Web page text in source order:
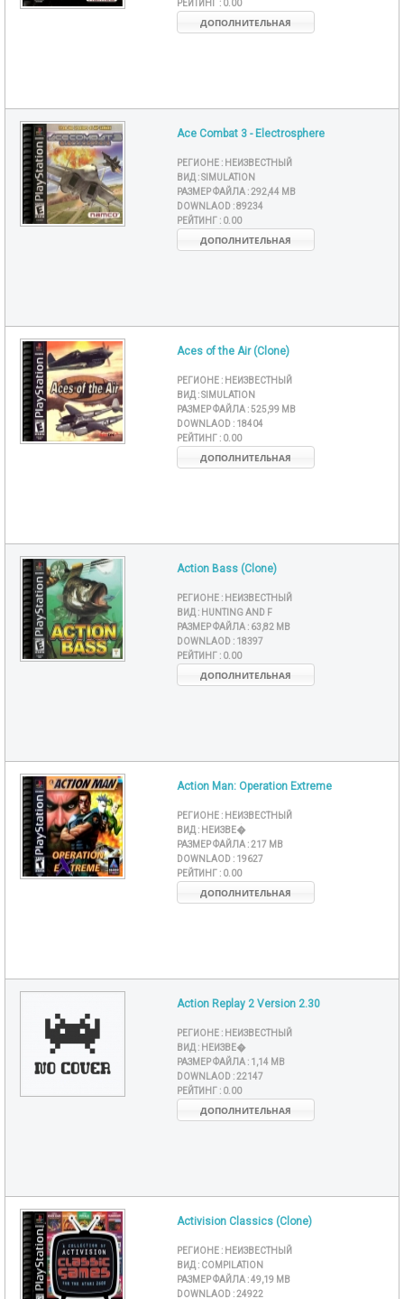
РЕЙТИНГ : 0.00
ДОПОЛНИТЕЛЬНАЯ
Ace Combat 3 - Electrosphere
РЕГИОНЕ : НЕИЗВЕСТНЫЙ
ВИД :SIMULATION
РАЗМЕР ФАЙЛА :292,44 MB
DOWNLAOD :89234
РЕЙТИНГ : 0.00
ДОПОЛНИТЕЛЬНАЯ
Aces of the Air (Clone)
РЕГИОНЕ : НЕИЗВЕСТНЫЙ
ВИД :SIMULATION
РАЗМЕР ФАЙЛА :525,99 MB
DOWNLAOD : 18404
РЕЙТИНГ : 0.00
ДОПОЛНИТЕЛЬНАЯ
Action Bass (Clone)
РЕГИОНЕ : НЕИЗВЕСТНЫЙ
ВИД : HUNTING AND F
РАЗМЕР ФАЙЛА : 63,82 MB
DOWNLAOD : 18397
РЕЙТИНГ : 0.00
ДОПОЛНИТЕЛЬНАЯ
Action Man: Operation Extreme
РЕГИОНЕ : НЕИЗВЕСТНЫЙ
ВИД : НЕИЗВЕ�
РАЗМЕР ФАЙЛА :217 MB
DOWNLAOD : 19627
РЕЙТИНГ : 0.00
ДОПОЛНИТЕЛЬНАЯ
Action Replay 2 Version 2.30
РЕГИОНЕ : НЕИЗВЕСТНЫЙ
ВИД : НЕИЗВЕ�
РАЗМЕР ФАЙЛА : 1,14 MB
DOWNLAOD :22147
РЕЙТИНГ : 0.00
ДОПОЛНИТЕЛЬНАЯ
Activision Classics (Clone)
РЕГИОНЕ : НЕИЗВЕСТНЫЙ
ВИД : COMPILATION
РАЗМЕР ФАЙЛА :49,19 MB
DOWNLAOD :24922